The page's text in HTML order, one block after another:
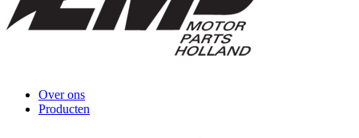
Over ons
Producten